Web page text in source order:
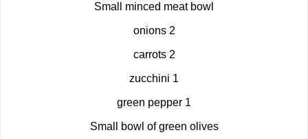
Small minced meat bowl
2 onions
2 carrots
1 zucchini
1 green pepper
Small bowl of green olives